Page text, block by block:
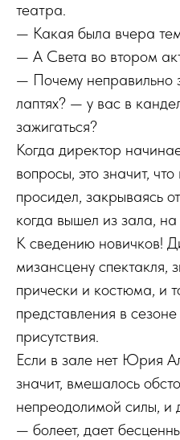
театра.
— Какая была вчера
— А Света во втором
— Почему неправильно
лаптях? — у вас в
зажигаться?
Когда директор
вопросы, это значит,
просидел, закрываясь
когда вышел из зала,
К сведению новичков!
мизансцену спектакля,
прически и костюма, и
представления в
присутствия.
Если в зале нет Юрия
значит, вмешалось
непреодолимой силы, и
— болеет, дает